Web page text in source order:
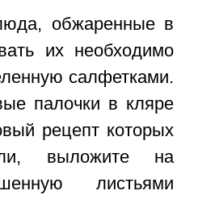
обжаренные в
их необходимо
салфетками.
палочки в кляре
рецепт которых
выложите на
листьями